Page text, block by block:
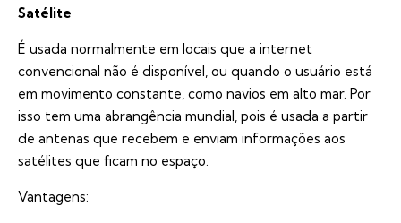
Satélite
É usada normalmente em locais que a internet
convencional não é disponível, ou quando o usuário está
em movimento constante, como navios em alto mar. Por
isso tem uma abrangência mundial, pois é usada a partir
de antenas que recebem e enviam informações aos
satélites que ficam no espaço.
Vantagens: